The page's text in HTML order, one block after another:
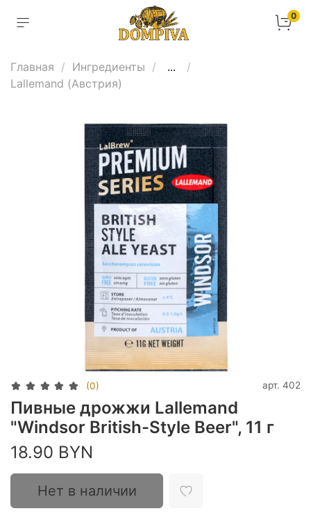
0
Главная Ингредиенты
...
Lallemand (Австрия)
(0) арт. 402
Пивные дрожжи Lallemand
"Windsor British-Style Beer", 11 г
18.90 BYN
Нет в наличии